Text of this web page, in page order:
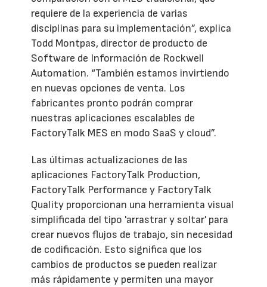
requiere de la experiencia de varias
disciplinas para su implementación”, explica
Todd Montpas, director de producto de
Software de Información de Rockwell
Automation. “También estamos invirtiendo
en nuevas opciones de venta. Los
fabricantes pronto podrán comprar
nuestras aplicaciones escalables de
FactoryTalk MES en modo SaaS y cloud”.
Las últimas actualizaciones de las
aplicaciones FactoryTalk Production,
FactoryTalk Performance y FactoryTalk
Quality proporcionan una herramienta visual
simplificada del tipo 'arrastrar y soltar' para
crear nuevos flujos de trabajo, sin necesidad
de codificación. Esto significa que los
cambios de productos se pueden realizar
más rápidamente y permiten una mayor